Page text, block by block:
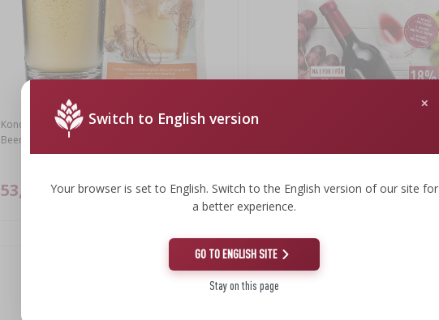
Koncentrat Coopers do wyrobu piwa Ginger
Beer, 0,5kg
53,98 zł 149,75 PLN/kg
Switch to English version
Your browser is set to English. Switch to the English version of our site for
a better experience.
GO TO ENGLISH SITE
Stay on this page